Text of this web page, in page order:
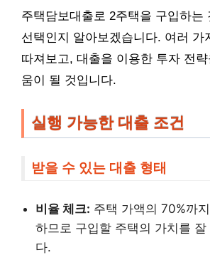
주택담보대출로 2주택을 구입하는
선택인지 알아보겠습니다. 여러 가
따져보고, 대출을 이용한 투자 전
움이 될 것입니다.
실행 가능한 대출 조건
받을 수 있는 대출 형태
비율 체크: 주택 가액의 70%까
하므로 구입할 주택의 가치를 잘
다.